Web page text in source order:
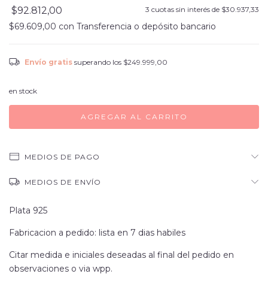
$92.812,00 3 cuotas sin interés de $30.937,33
$69.609,00 con Transferencia o depósito bancario
Envío gratis superando los $249.999,00
en stock
MEDIOS DE PAGO
MEDIOS DE ENVÍO
Plata 925
Fabricacion a pedido: lista en 7 dias habiles
Citar medida e iniciales deseadas al final del pedido en
observaciones o via wpp.